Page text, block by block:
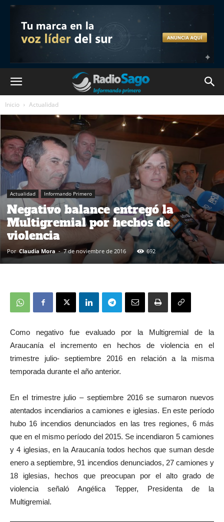
Inicio Actualidad
Actualidad Informando Primero
Negativo balance entregó la
Multigremial por hechos de
violencia
Por Claudia Mora - 7 de noviembre de 2016 692
Como negativo fue evaluado por la Multigremial de la
Araucanía el incremento en hechos de violencia en el
trimestre julio- septiembre 2016 en relación a la misma
temporada durante el año anterior.
En el trimestre julio – septiembre 2016 se sumaron nuevos
atentados incendiarios a camiones e iglesias. En este período
hubo 16 incendios denunciados en las tres regiones, 6 más
que en el mismo período del 2015. Se incendiaron 5 camiones
y 4 iglesias, en la Araucanía todos hechos que suman desde
enero a septiembre, 91 incendios denunciados, 27 camiones y
18 iglesias, hechos que preocupan por el alto grado de
violencia señaló Angélica Tepper, Presidenta de la
Multigremial.